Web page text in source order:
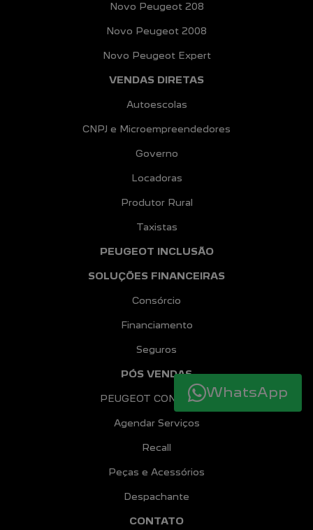
Novo Peugeot 208
Novo Peugeot 2008
Novo Peugeot Expert
VENDAS DIRETAS
Autoescolas
CNPJ e Microempreendedores
Governo
Locadoras
Produtor Rural
Taxistas
PEUGEOT INCLUSÃO
SOLUÇÕES FINANCEIRAS
Consórcio
Financiamento
Seguros
PÓS VENDAS
PEUGEOT CONFIANCE
Agendar Serviços
Recall
Peças e Acessórios
Despachante
CONTATO
WhatsApp